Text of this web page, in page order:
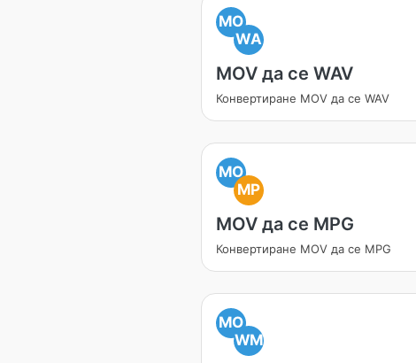
MO
WA
MOV да се WAV
Конвертиране MOV да се WAV
MO
MP
MOV да се MPG
Конвертиране MOV да се MPG
MO
WM